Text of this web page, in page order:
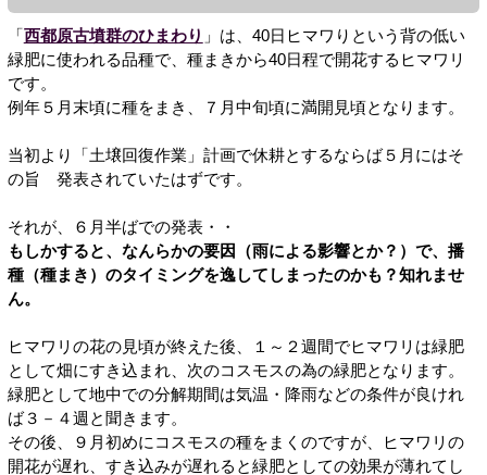
「 西都原古墳群のひまわり 」は、40日ヒマワりという背の低い
緑肥に使われる品種で、種まきから40日程で開花するヒマワリ
です。
例年５月末頃に種をまき、７月中旬頃に満開見頃となります。
当初より「土壌回復作業」計画で休耕とするならば５月にはそ
の旨 発表されていたはずです。
それが、６月半ばでの発表・・
もしかすると、なんらかの要因（雨による影響とか？）で、播
種（種まき）のタイミングを逸してしまったのかも？知れませ
ん。
ヒマワリの花の見頃が終えた後、１～２週間でヒマワリは緑肥
として畑にすき込まれ、次のコスモスの為の緑肥となります。
緑肥として地中での分解期間は気温・降雨などの条件が良けれ
ば３－４週と聞きます。
その後、９月初めにコスモスの種をまくのですが、ヒマワリの
開花が遅れ、すき込みが遅れると緑肥としての効果が薄れてし